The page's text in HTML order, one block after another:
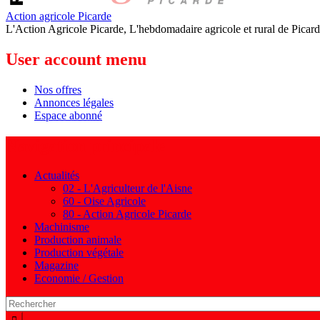
Action agricole Picarde
L'Action Agricole Picarde, L'hebdomadaire agricole et rural de
User account menu
Nos offres
Annonces légales
Espace abonné
Actualités
02 - L'Agriculteur de l'Aisne
60 - Oise Agricole
80 - Action Agricole Picarde
Machinisme
Production animale
Production végétale
Magazine
Economie / Gestion